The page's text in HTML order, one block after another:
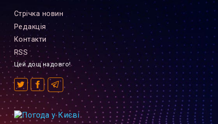
Стрiчка новин
Редакцiя
Контакти
RSS
Цей дощ надовго!